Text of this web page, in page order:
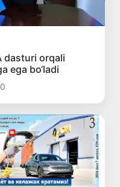
dasturi orqali
ega bo‘ladi